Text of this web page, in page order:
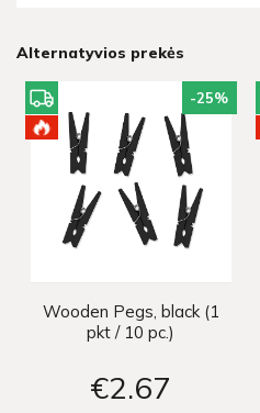
Alternatyvios prekės
-25%
Wooden Pegs, black (1
pkt / 10 pc.)
€2 67